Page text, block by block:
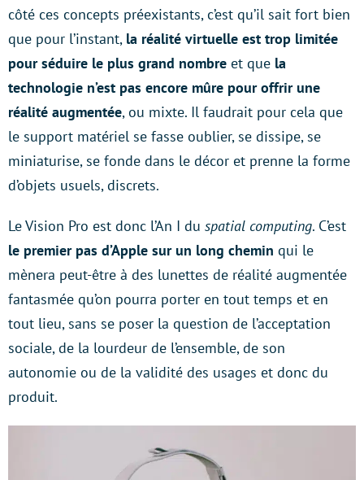
côté ces concepts préexistants, c’est qu’il sait fort bien
que pour l’instant, la réalité virtuelle est trop limitée
pour séduire le plus grand nombre et que la
technologie n’est pas encore mûre pour offrir une
réalité augmentée, ou mixte. Il faudrait pour cela que
le support matériel se fasse oublier, se dissipe, se
miniaturise, se fonde dans le décor et prenne la forme
d’objets usuels, discrets.
Le Vision Pro est donc l’An I du spatial computing. C’est
le premier pas d’Apple sur un long chemin qui le
mènera peut-être à des lunettes de réalité augmentée
fantasmée qu’on pourra porter en tout temps et en
tout lieu, sans se poser la question de l’acceptation
sociale, de la lourdeur de l’ensemble, de son
autonomie ou de la validité des usages et donc du
produit.